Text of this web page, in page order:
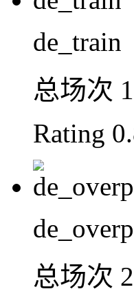
de_train
总场次
Rating
总场次